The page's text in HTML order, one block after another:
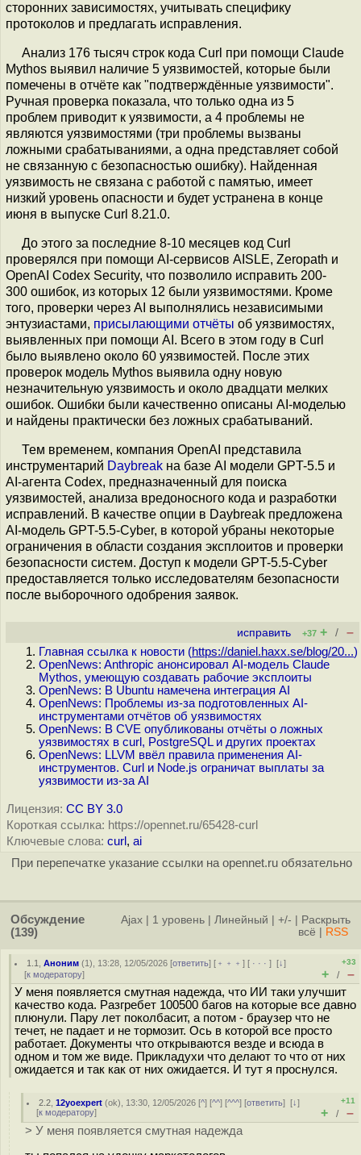
сторонних зависимостях, учитывать специфику
протоколов и предлагать исправления.
Анализ 176 тысяч строк кода Curl при помощи Claude
Mythos выявил наличие 5 уязвимостей, которые были
помечены в отчёте как "подтверждённые уязвимости".
Ручная проверка показала, что только одна из 5
проблем приводит к уязвимости, а 4 проблемы не
являются уязвимостями (три проблемы вызваны
ложными срабатываниями, а одна представляет собой
не связанную с безопасностью ошибку). Найденная
уязвимость не связана с работой с памятью, имеет
низкий уровень опасности и будет устранена в конце
июня в выпуске Curl 8.21.0.
До этого за последние 8-10 месяцев код Curl
проверялся при помощи AI-сервисов AISLE, Zeropath и
OpenAI Codex Security, что позволило исправить 200-
300 ошибок, из которых 12 были уязвимостями. Кроме
того, проверки через AI выполнялись независимыми
энтузиастами, присылающими отчёты об уязвимостях,
выявленных при помощи AI. Всего в этом году в Curl
было выявлено около 60 уязвимостей. После этих
проверок модель Mythos выявила одну новую
незначительную уязвимость и около двадцати мелких
ошибок. Ошибки были качественно описаны AI-моделью
и найдены практически без ложных срабатываний.
Тем временем, компания OpenAI представила
инструментарий Daybreak на базе AI модели GPT-5.5 и
AI-агента Codex, предназначенный для поиска
уязвимостей, анализа вредоносного кода и разработки
исправлений. В качестве опции в Daybreak предложена
AI-модель GPT-5.5-Cyber, в которой убраны некоторые
ограничения в области создания эксплоитов и проверки
безопасности систем. Доступ к модели GPT-5.5-Cyber
предоставляется только исследователям безопасности
после выборочного одобрения заявок.
исправить +37 + / –
Главная ссылка к новости (https://daniel.haxx.se/blog/20...)
OpenNews: Anthropic анонсировал AI-модель Claude
Mythos, умеющую создавать рабочие эксплоиты
OpenNews: В Ubuntu намечена интеграция AI
OpenNews: Проблемы из-за подготовленных AI-
инструментами отчётов об уязвимостях
OpenNews: В CVE опубликованы отчёты о ложных
уязвимостях в curl, PostgreSQL и других проектах
OpenNews: LLVM ввёл правила применения AI-
инструментов. Curl и Node.js ограничат выплаты за
уязвимости из-за AI
Лицензия: CC BY 3.0
Короткая ссылка: https://opennet.ru/65428-curl
Ключевые слова: curl , ai
При перепечатке указание ссылки на opennet.ru обязательно
Обсуждение
(139)
Ajax 1 уровень Линейный +/-
Раскрыть
всё
RSS
1.1 ,Аноним (1), 13:28, 12/05/2026 [ответить] [ ﹢﹢﹢] [ · · ·][↓]
[к модератору]
+33
+ / –
У меня появляется смутная надежда, что ИИ таки улучшит
качество кода. Разгребет 100500 багов на которые все давно
плюнули. Пару лет поколбасит, а потом - браузер что не
течет, не падает и не тормозит. Ось в которой все просто
работает. Документы что открываются везде и всюда в
одном и том же виде. Прикладухи что делают то что от них
ожидается и так как от них ожидается. И тут я проснулся.
2.2 ,12yoexpert (ok), 13:30, 12/05/2026 [^] [^^] [^^^] [ответить][↓]
[к модератору]
+11
+ / –
> У меня появляется смутная надежда